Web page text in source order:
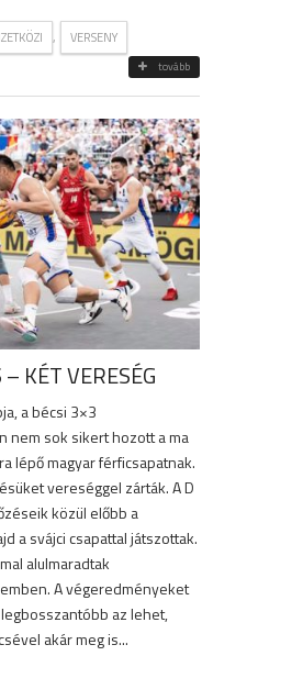
, VERSENY
tovább
KÉT VERESÉG
a bécsi 3×3
nem sok sikert hozott a ma
lépő magyar férficsapatnak.
vereséggel zárták. A D
közül előbb a
a svájci csapattal játszottak.
alulmaradtak
A végeredményeket
az lehet,
akár meg is...